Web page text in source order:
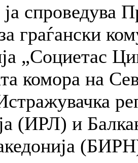
спроведува
граѓански
„Социетас
комора на
(ИРЛ) и